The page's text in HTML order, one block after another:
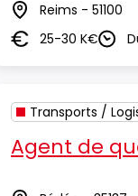
Lieu Reims - 51100
Salaire25-30 K€
Transports /
Agent de